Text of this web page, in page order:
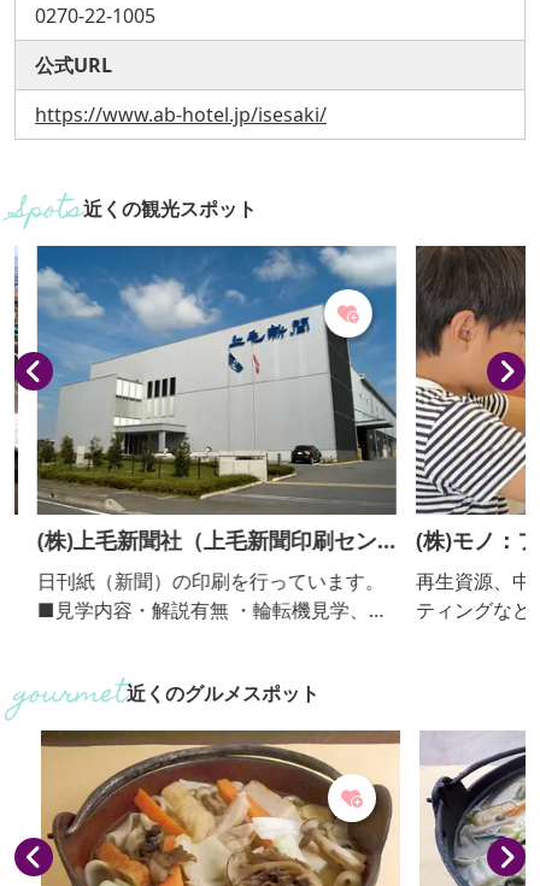
0270-22-1005
公式URL
https://www.ab-hotel.jp/isesaki/
近くの観光スポット
(株)上毛新聞社（上毛新聞印刷セン
ター）
日刊紙（新聞）の印刷を行っています。
■見学内容・解説有無 ・輪転機見学、解
人。群馬県内の団体・グループに限
る。）
(株)モノ：フ
再生資源、中
ティングなど
誇る中間処理施
例目の「体験
います。 ■見学内容・解説有無 ・「体験
の機会の場」
サイクル率約
約1時間で御案
近くのグルメスポット